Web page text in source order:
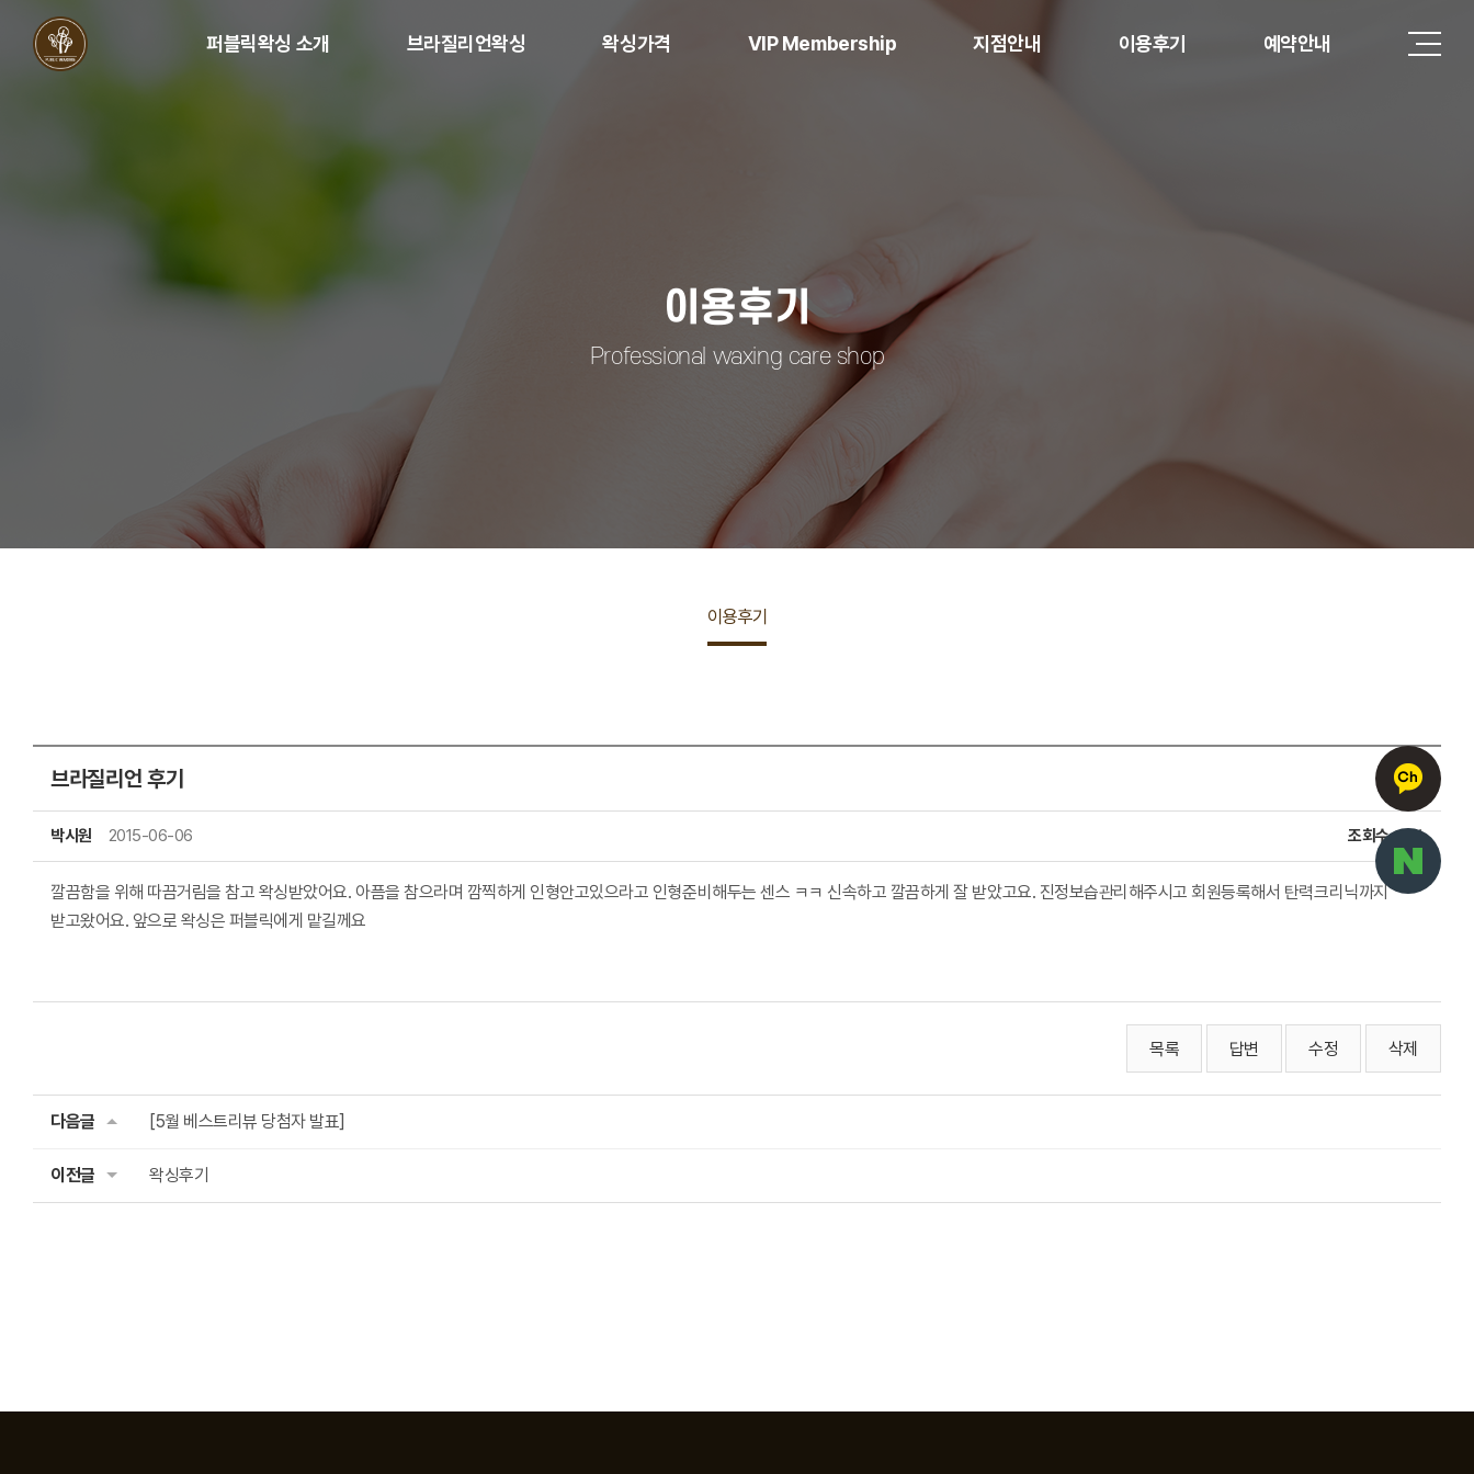
퍼블릭왁싱 소개 브라질리언왁싱 왁싱가격 VIP Membership 지점안내 이용후기 예약안내
이용후기
Professional waxing care shop
이용후기
브라질리언 후기
박시원 2015-06-06 조회수 571
깔끔함을 위해 따끔거림을 참고 왁싱받았어요. 아픔을 참으라며 깜찍하게 인형안고있으라고 인형준비해두는 센스 ㅋㅋ 신속하고 깔끔하게 잘 받았고요. 진정보습관리해주시고 회원등록해서 탄력크리닉까지
받고왔어요. 앞으로 왁싱은 퍼블릭에게 맡길께요
목록 답변 수정 삭제
다음글 [5월 베스트리뷰 당첨자 발표]
이전글 왁싱후기